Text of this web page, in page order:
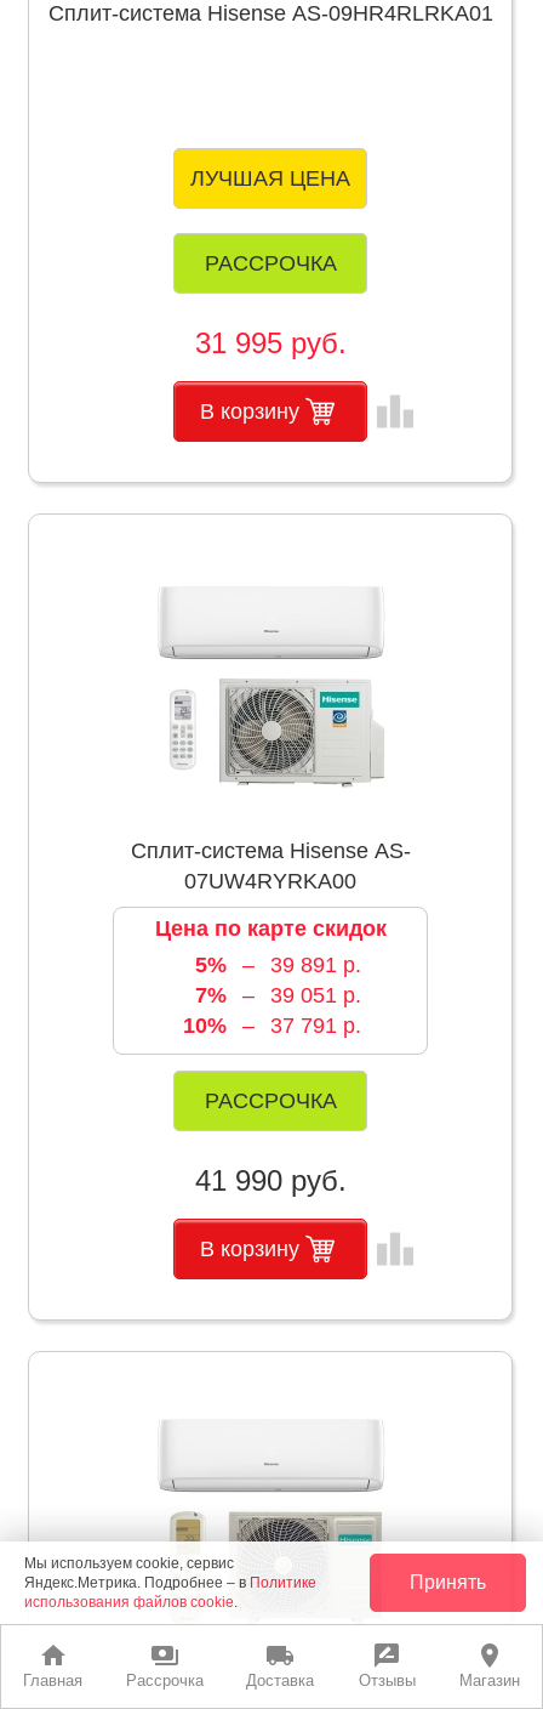
home
Главная
payments
Рассрочка
local_shipping
Доставка
rate_review
Отзывы
place
Магазин
Сплит-система Hisense AS-09HR4RLRKA01
ЛУЧШАЯ ЦЕНА
РАССРОЧКА
31 995 руб.
В корзину leaderboard
Сплит-система Hisense AS-
07UW4RYRKA00
Цена по карте скидок
5%
–
39 891 р.
7%
–
39 051 р.
10%
– 37 791 р.
РАССРОЧКА
41 990 руб.
В корзину leaderboard
Сплит-система Hisense AS-07HR4RLRKA00
Мы используем cookie, сервис
Яндекс.Метрика. Подробнее – в Политике
использования файлов cookie.
Принять